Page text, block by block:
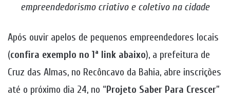
empreendedorismo criativo e coletivo na cidade
Após ouvir apelos de pequenos empreendedores locais
(confira exemplo no 1ª link abaixo), a prefeitura de
Cruz das Almas, no Recôncavo da Bahia, abre inscrições
até o próximo dia 24, no “Projeto Saber Para Crescer”